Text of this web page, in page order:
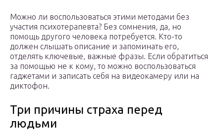
Можно ли воспользоваться этими методами без
участия психотерапевта? Без сомнения, да, но
помощь другого человека потребуется. Кто-то
должен слышать описание и запоминать его,
отделять ключевые, важные фразы. Если обратиться
за помощью не к кому, то можно воспользоваться
гаджетами и записать себя на видеокамеру или на
диктофон.
Три причины страха перед
людьми